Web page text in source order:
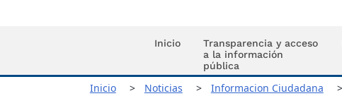
Inicio
Transparencia y acceso
a la información
pública
Inicio Noticias Informacion Ciudadana